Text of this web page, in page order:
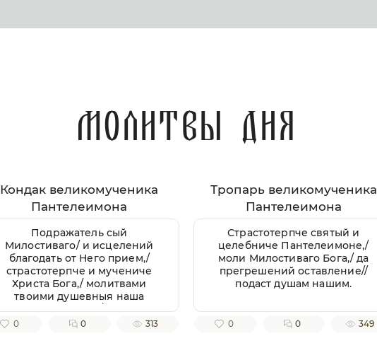
Молитвы дня
Кондак великомученика
Пантелеимона
Подражатель сый
Милостиваго/ и исцелений
благодать от Него прием,/
страстотерпче и мучениче
Христа Бога,/ молитвами
твоими душевныя наша
недуги исцели,/ отгоня
присно борца соблазны от
0 0 313
Тропарь великомученика
Пантелеимона
Страстотерпче святый и
целебниче Пантелеимоне,/
моли Милостиваго Бога,/ да
прегрешений оставление//
подаст душам нашим.
0 0 349